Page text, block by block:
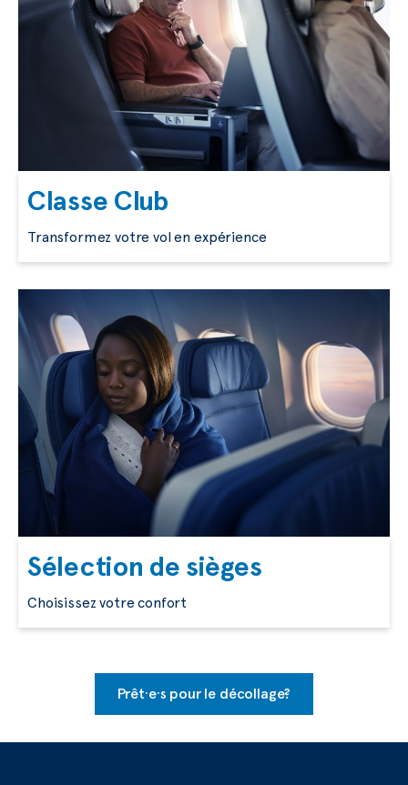
Classe Club
Transformez votre vol en expérience
Sélection de sièges
Choisissez votre confort
Prêt·e·s pour le décollage?